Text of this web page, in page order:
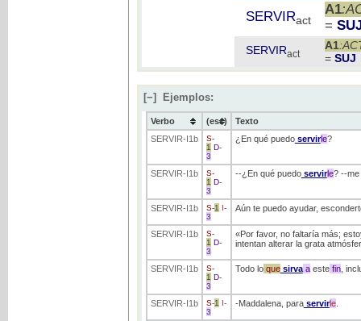
SERVIRact
A1
=
SERVIRact
A1
= SUJ
[−] Ejemplos:
Verbo (ess)
Texto
SERVIR-I1b S-
1 D-
3
¿En qué puedoservirle?
SERVIR-I1b S-
1 D-
3
--¿En qué puedoservirle? --me
SERVIR-I1b S-1 I-
3
Aún te puedo ayudar,
SERVIR-I1b S-
1 D-
3
«Por favor, no faltaría más;
intentan alterar la grata
SERVIR-I1b S-
1 D-
3
Todo loquesirvaaestefin,
SERVIR-I1b S-1 I-
3
-Maddalena, paraservirle.